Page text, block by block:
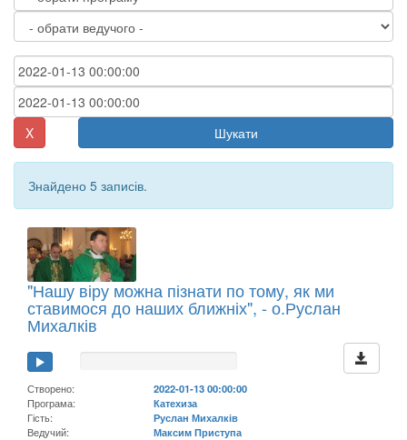
X Шукати
Знайдено 5 записів.
"Нашу віру можна пізнати по тому, як ми
ставимося до наших ближніх", - о.Руслан
Михалків
Створено:
2022-01-13 00:00:00
Програма:
Катехиза
Гість:
Руслан Михалків
Ведучий:
Максим Приступа